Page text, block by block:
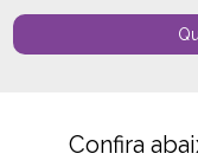
Confira